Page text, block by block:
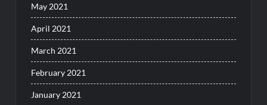
May 2021
April 2021
March 2021
February 2021
January 2021